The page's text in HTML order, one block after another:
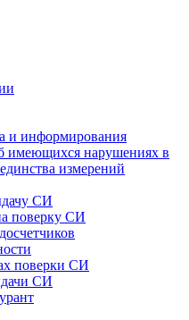
и информирования
имеющихся нарушениях в
измерений
СИ
поверку СИ
поверки СИ
СИ